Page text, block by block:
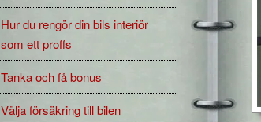
Hur du rengör din bils interiör
som ett proffs
Tanka och få bonus
Välja försäkring till bilen